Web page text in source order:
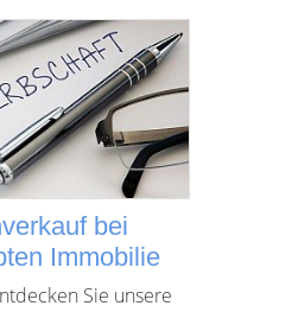
bei
Immobilie
Sie unsere